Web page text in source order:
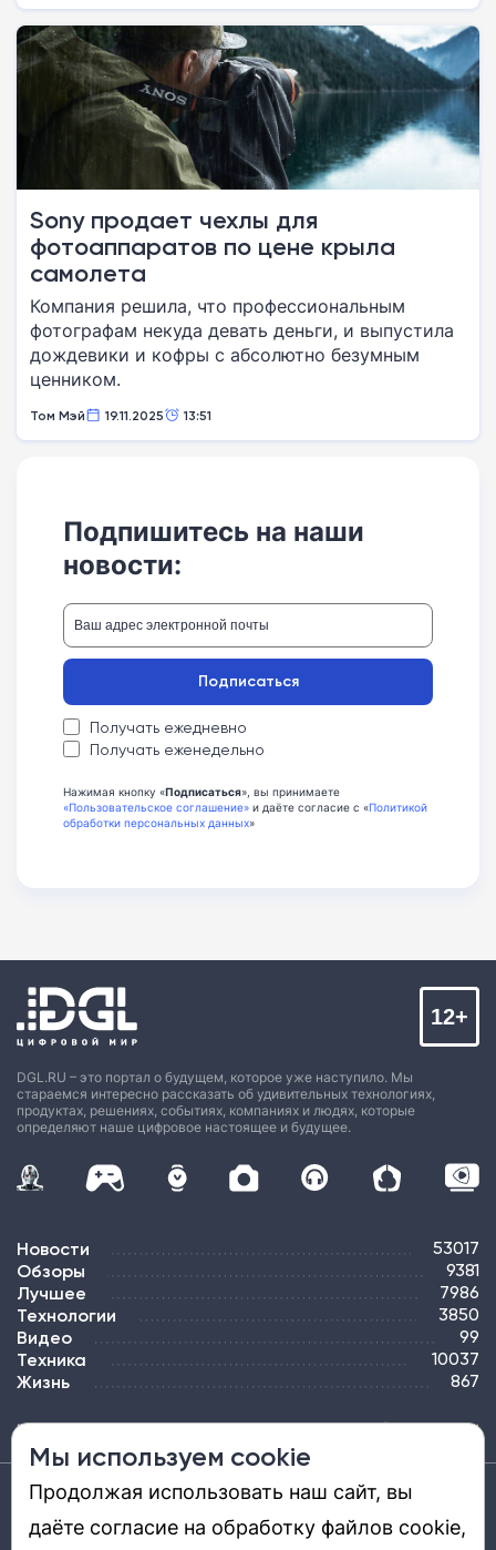
Sony продает чехлы для
фотоаппаратов по цене крыла
самолета
Компания решила, что профессиональным
фотографам некуда девать деньги, и выпустила
дождевики и кофры с абсолютно безумным
ценником.
Том Мэй 19.11.2025 13:51
Подпишитесь на наши
новости:
Получать ежедневно
Получать еженедельно
Подписаться
Нажимая кнопку «Подписаться», вы принимаете
«Пользовательское соглашение» и даёте согласие с «Политикой
обработки персональных данных»
DGL.RU – это портал о будущем, которое уже наступило. Мы
стараемся интересно рассказать об удивительных технологиях,
продуктах, решениях, событиях, компаниях и людях, которые
определяют наше цифровое настоящее и будущее.
12+
Новости 53017
Обзоры 9381
Лучшее 7986
Технологии 3850
Видео 99
Техника 10037
Жизнь 867
ПОДПИСКА РЕКЛАМА КОНТАКТЫ КАРТА САЙТА ТЭГИ
Средство массовой информации «DGL.RU — Цифровой мир» (www.dgl.ru).
Реестровая запись средства массовой информации (СМИ) сетевого издания ЭЛ №
ФС 77 - 81669, выдано Роскомнадзором 27.08.2021. Учредитель: ООО «ДиДжиЭль».
Главный редактор: Шкред Т. В. Телефон редакции +7901-907-1590. Адрес
Мы используем cookie
Продолжая использовать наш сайт, вы
даёте согласие на обработку файлов cookie,